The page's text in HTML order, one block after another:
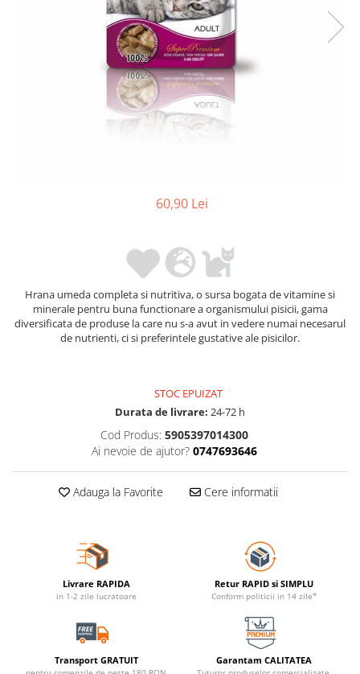
60,90 Lei
Hrana umeda completa si nutritiva, o sursa bogata de vitamine si
minerale pentru buna functionare a organismului pisicii, gama
diversificata de produse la care nu s-a avut in vedere numai necesarul
de nutrienti, ci si preferintele gustative ale pisicilor.
STOC EPUIZAT
Durata de livrare: 24-72 h
Cod Produs: 5905397014300
Ai nevoie de ajutor? 0747693646
Adauga la Favorite Cere informatii
Livrare RAPIDA
in 1-2 zile lucratoare
Retur RAPID si SIMPLU
Conform politicii in 14 zile*
Transport GRATUIT Garantam CALITATEA